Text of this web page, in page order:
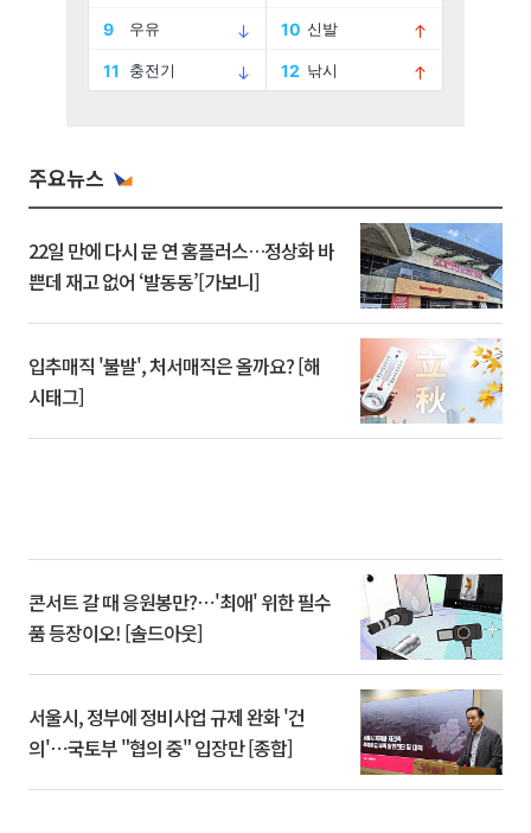
주요뉴스
22일 만에 다시 문 연 홈플러스…정상화 바
쁜데 재고 없어 ‘발동동’[가보니]
입추매직 '불발', 처서매직은 올까요? [해
시태그]
콘서트 갈 때 응원봉만?⋯'최애' 위한 필수
품 등장이오! [솔드아웃]
서울시, 정부에 정비사업 규제 완화 '건
의'⋯국토부 "협의 중" 입장만 [종합]